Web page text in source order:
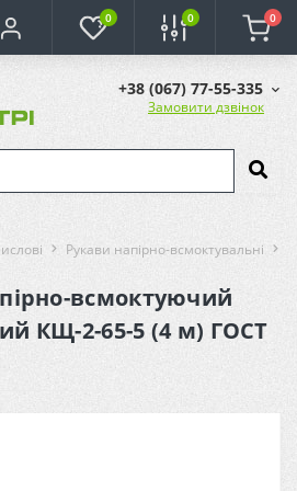
0 0 0
+38 (067) 77-55-335
Замовити дзвінок
Рукави напірно-всмоктувальні
всмоктуючий
КЩ-2-65-5 (4 м) ГОСТ